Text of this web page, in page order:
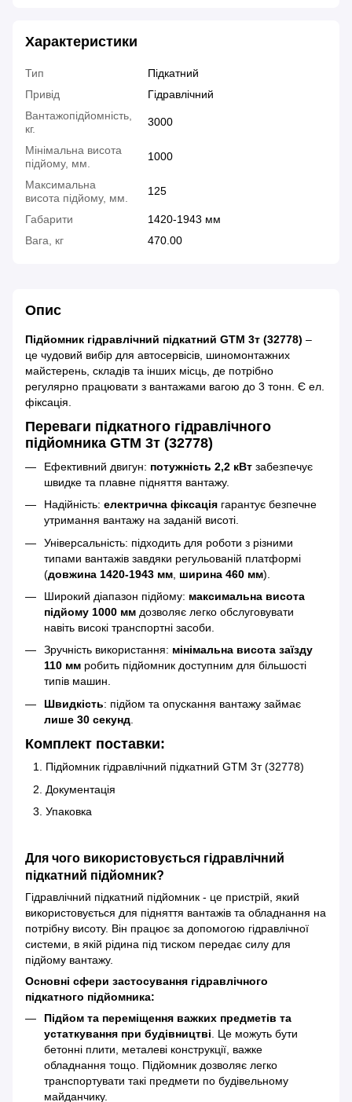
Характеристики
Тип
Підкатний
Привід
Гідравлічний
Вантажопідйомність,
кг.
3000
Мінімальна висота
підйому, мм.
1000
Максимальна
висота підйому, мм.
125
Габарити
1420-1943 мм
Вага, кг
470.00
Опис
Підйомник гідравлічний підкатний GTM 3т (32778) –
це чудовий вибір для автосервісів, шиномонтажних
майстерень, складів та інших місць, де потрібно
регулярно працювати з вантажами вагою до 3 тонн. Є ел.
фіксація.
Переваги підкатного гідравлічного
підйомника GTM 3т (32778)
Ефективний двигун: потужність 2,2 кВт забезпечує
швидке та плавне підняття вантажу.
Надійність: електрична фіксація гарантує безпечне
утримання вантажу на заданій висоті.
Універсальність: підходить для роботи з різними
типами вантажів завдяки регульованій платформі
(довжина 1420-1943 мм ширина 460 мм).
Широкий діапазон підйому: максимальна висота
підйому 1000 мм дозволяє легко обслуговувати
навіть високі транспортні засоби.
Зручність використання: мінімальна висота заїзду
110 мм робить підйомник доступним для більшості
типів машин.
Швидкість: підйом та опускання вантажу займає
лише 30 секунд
Комплект поставки:
Підйомник гідравлічний підкатний GTM 3т (32778)
Документація
Упаковка
Для чого використовується гідравлічний
підкатний підйомник?
Гідравлічний підкатний підйомник - це пристрій, який
використовується для підняття вантажів та обладнання на
потрібну висоту. Він працює за допомогою гідравлічної
системи, в якій рідина під тиском передає силу для
підйому вантажу.
Основні сфери застосування гідравлічного
підкатного підйомника:
Підйом та переміщення важких предметів та
устаткування при будівництві. Це можуть бути
бетонні плити, металеві конструкції, важке
обладнання тощо. Підйомник дозволяє легко
транспортувати такі предмети по будівельному
майданчику.